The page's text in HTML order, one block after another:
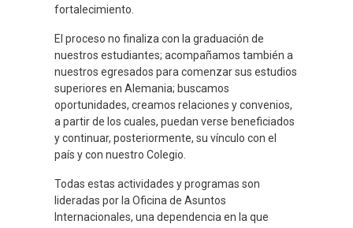
fortalecimiento.
El proceso no finaliza con la graduación de
nuestros estudiantes; acompañamos también a
nuestros egresados para comenzar sus estudios
superiores en Alemania; buscamos
oportunidades, creamos relaciones y convenios,
a partir de los cuales, puedan verse beneficiados
y continuar, posteriormente, su vínculo con el
país y con nuestro Colegio.
Todas estas actividades y programas son
lideradas por la Oficina de Asuntos
Internacionales, una dependencia en la que